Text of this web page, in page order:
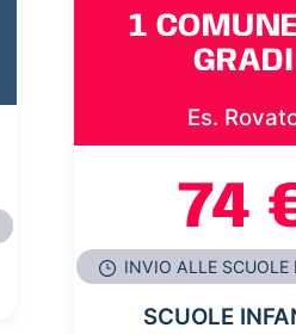
1
GRADI
Es.
74
INVIO ALLE SCUOLE
SCUOLE